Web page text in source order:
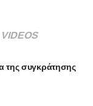
VIDEOS
της συγκράτησης